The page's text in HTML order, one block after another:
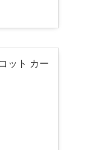
ット カー